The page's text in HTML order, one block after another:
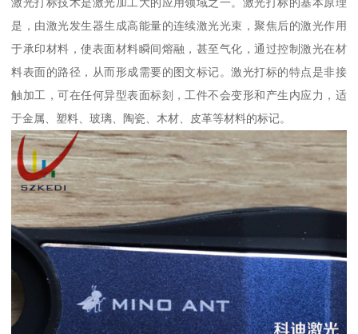
是，由激光发生器生成高能量的连续激光光束，聚焦后的激光作用
于承印材料，使表面材料瞬间熔融，甚至气化，通过控制激光在材
料表面的路径，从而形成需要的图文标记。激光打标的特点是非接
触加工，可在任何异型表面标刻，工件不会变形和产生内应力，适
于金属、塑料、玻璃、陶瓷、木材、皮革等材料的标记。